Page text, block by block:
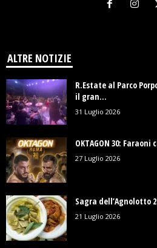
ALTRE NOTIZIE
R.Estate al Parco
il gran...
31 Luglio 2026
OKTAGON 30:
27 Luglio 2026
Sagra dell’Agnolotto
21 Luglio 2026